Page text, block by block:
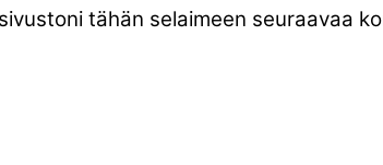
tähän selaimeen seuraavaa